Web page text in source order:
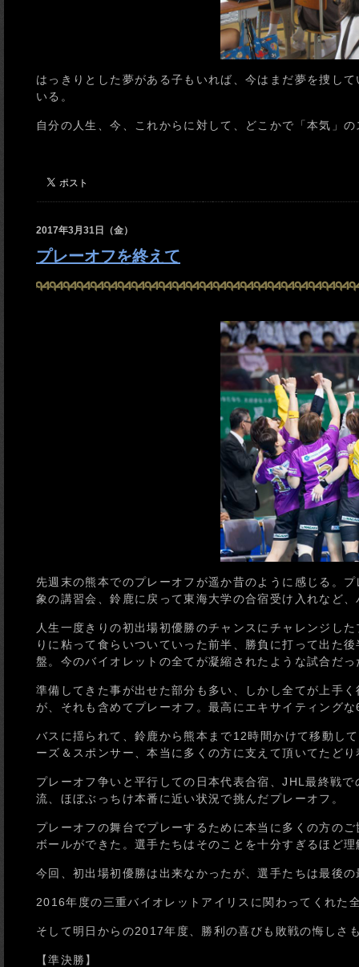
はっきりとした夢がある子もいれば、今はまだ夢を捜し
いる。
自分の人生、今、これからに対して、どこかで「本気」
2017年3月31日（金）
プレーオフを終えて
先週末の熊本でのプレーオフが遥か昔のように感じる。
象の講習会、鈴鹿に戻って東海大学の合宿受け入れなど
人生一度きりの初出場初優勝のチャンスにチャレンジし
りに粘って食らいついていった前半、勝負に打って出た
盤。今のバイオレットの全てが凝縮されたような試合だっ
準備してきた事が出せた部分も多い、しかし全てが上手
が、それも含めてプレーオフ。最高にエキサイティング
バスに揺られて、鈴鹿から熊本まで12時間かけて移動し
ーズ＆スポンサー、本当に多くの方に支えて頂いてたど
プレーオフ争いと平行しての日本代表合宿、JHL最終戦
流、ほぼぶっちけ本番に近い状況で挑んだプレーオフ。
プレーオフの舞台でプレーするために本当に多くの方の
ボールができた。選手たちはそのことを十分すぎるほど
今回、初出場初優勝は出来なかったが、選手たちは最後
2016年度の三重バイオレットアイリスに関わってくれた
そして明日からの2017年度、勝利の喜びも敗戦の悔しさ
【準決勝】